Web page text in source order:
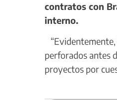
contratos con
interno.
perforados antes
proyectos por